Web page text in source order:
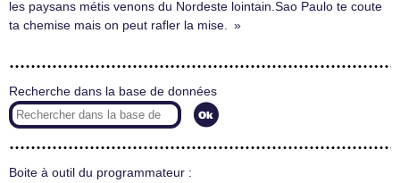
les paysans métis venons du Nordeste lointain.Sao Paulo te coute
ta chemise mais on peut rafler la mise. »
Recherche dans la base de données
Boite à outil du programmateur :